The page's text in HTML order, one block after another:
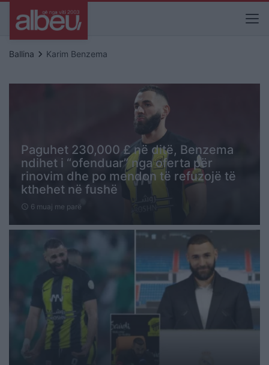
Ballina keyboard_arrow_right Karim Benzema
Paguhet 230,000 £ në ditë, Benzema
ndihet i “ofenduar” nga oferta për
rinovim dhe po mendon të refuzojë të
kthehet në fushë
schedule 6 muaj me parë